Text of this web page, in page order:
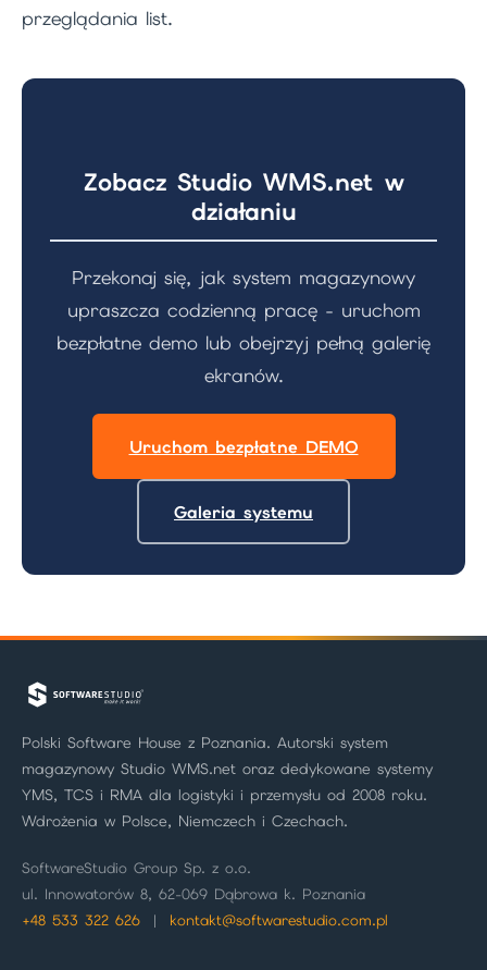
przeglądania list.
Zobacz Studio WMS.net w
działaniu
Przekonaj się, jak system magazynowy
upraszcza codzienną pracę - uruchom
bezpłatne demo lub obejrzyj pełną galerię
ekranów.
Uruchom bezpłatne DEMO
Galeria systemu
Polski Software House z Poznania. Autorski system
magazynowy Studio WMS.net oraz dedykowane systemy
YMS, TCS i RMA dla logistyki i przemysłu od 2008 roku.
Wdrożenia w Polsce, Niemczech i Czechach.
SoftwareStudio Group Sp. z o.o.
ul. Innowatorów 8, 62-069 Dąbrowa k. Poznania
+48 533 322 626 | kontakt@softwarestudio.com.pl